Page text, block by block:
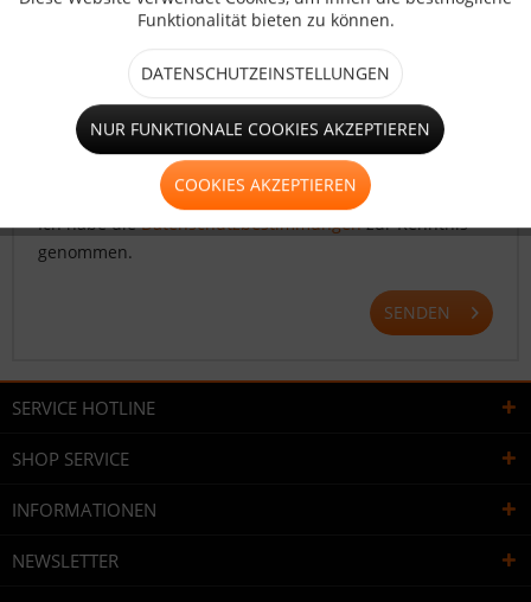
Die mit einem * markierten Felder sind Pflichtfelder.
Ich habe dieDatenschutzbestimmungenzur Kenntnis
genommen.
SENDEN
SERVICE HOTLINE
SHOP SERVICE
INFORMATIONEN
NEWSLETTER
Funktionalität bieten zu können.
DATENSCHUTZEINSTELLUNGEN
NUR FUNKTIONALE COOKIES AKZEPTIEREN
COOKIES AKZEPTIEREN